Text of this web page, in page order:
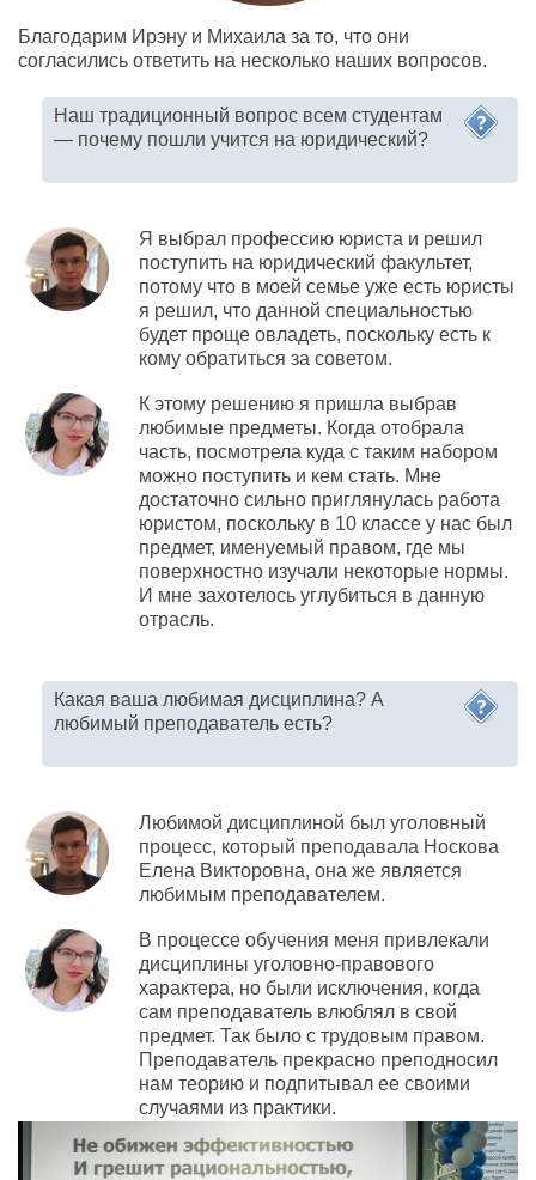
Благодарим Ирэну и Михаила за то, что они
согласились ответить на несколько наших вопросов.
Наш традиционный вопрос всем студентам
— почему пошли учится на юридический?
Я выбрал профессию юриста и решил
поступить на юридический факультет,
потому что в моей семье уже есть юристы
я решил, что данной специальностью
будет проще овладеть, поскольку есть к
кому обратиться за советом.
К этому решению я пришла выбрав
любимые предметы. Когда отобрала
часть, посмотрела куда с таким набором
можно поступить и кем стать. Мне
достаточно сильно приглянулась работа
юристом, поскольку в 10 классе у нас был
предмет, именуемый правом, где мы
поверхностно изучали некоторые нормы.
И мне захотелось углубиться в данную
отрасль.
Какая ваша любимая дисциплина? А
любимый преподаватель есть?
Любимой дисциплиной был уголовный
процесс, который преподавала Носкова
Елена Викторовна, она же является
любимым преподавателем.
В процессе обучения меня привлекали
дисциплины уголовно-правового
характера, но были исключения, когда
сам преподаватель влюблял в свой
предмет. Так было с трудовым правом.
Преподаватель прекрасно преподносил
нам теорию и подпитывал ее своими
случаями из практики.